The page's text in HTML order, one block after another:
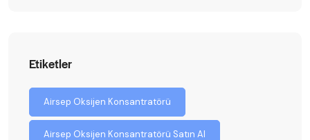
Etiketler
Airsep Oksijen Konsantratörü
Airsep Oksijen Konsantratörü Satın Al